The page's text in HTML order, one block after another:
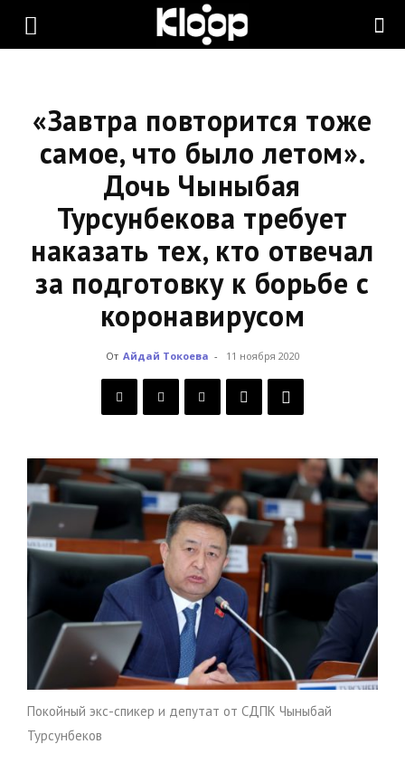
KLOOP.KG
Кыргызстана
«Завтра повторится тоже
самое, что было летом».
Дочь Чыныбая
Турсунбекова требует
наказать тех, кто отвечал
за подготовку к борьбе с
коронавирусом
От Айдай Токоева - 11 ноября 2020
Покойный экс-спикер и депутат от СДПК Чыныбай
Турсунбеков